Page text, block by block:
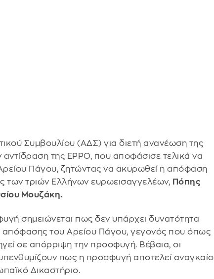
Συμβουλίου (ΑΔΣ) για διετή ανανέωση της
της EPPO, που αποφάσισε τελικά να
Πάγου, ζητώντας να ακυρωθεί η απόφαση
των τριών Ελλήνων ευρωεισαγγελέων, Πόπης
Μουζάκη.
σημειώνεται πως δεν υπάρχει δυνατότητα
απόφασης του Αρείου Πάγου, γεγονός που όπως
σε απόρριψη την προσφυγή. Βέβαια, οι
πως η προσφυγή αποτελεί αναγκαίο
Δικαστήριο.